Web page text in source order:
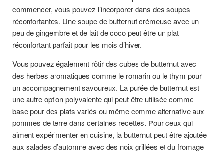
commencer, vous pouvez l’incorporer dans des soupes
réconfortantes. Une soupe de butternut crémeuse avec un
peu de gingembre et de lait de coco peut être un plat
réconfortant parfait pour les mois d’hiver.
Vous pouvez également rôtir des cubes de butternut avec
des herbes aromatiques comme le romarin ou le thym pour
un accompagnement savoureux. La purée de butternut est
une autre option polyvalente qui peut être utilisée comme
base pour des plats variés ou même comme alternative aux
pommes de terre dans certaines recettes. Pour ceux qui
aiment expérimenter en cuisine, la butternut peut être ajoutée
aux salades d’automne avec des noix grillées et du fromage